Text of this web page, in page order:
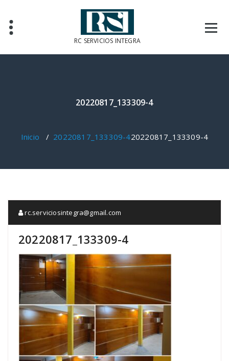
contenido
RC SERVICIOS INTEGRA
20220817_133309-4
Inicio / 20220817_133309-420220817_133309-4
rc.serviciosintegra@gmail.com
20220817_133309-4